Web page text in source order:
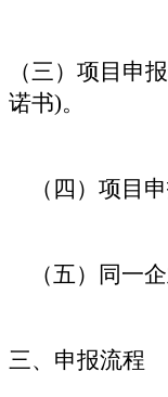
（三）项目申
诺书)。
（四）项目申
（五）同一企
三、申报流程